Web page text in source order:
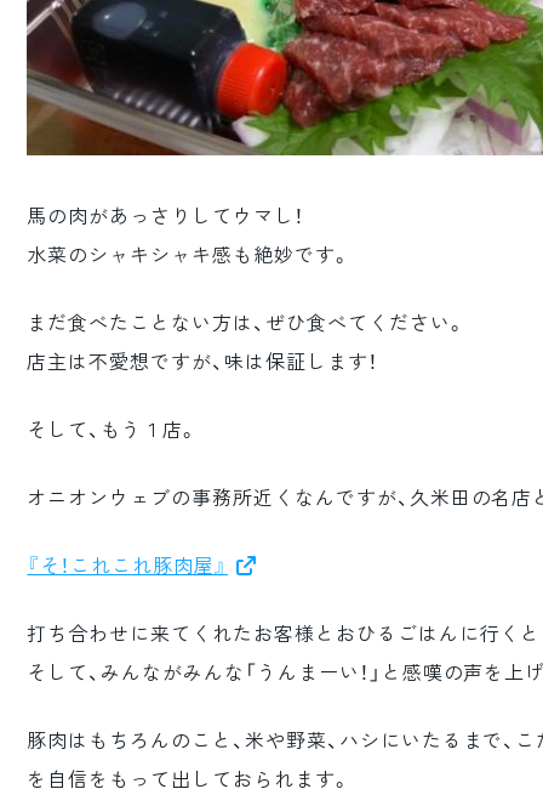
馬の肉があっさりしてウマし！
水菜のシャキシャキ感も絶妙です。
まだ食べたことない方は、ぜひ食べてください。
店主は不愛想ですが、味は保証します！
そして、もう１店。
オニオンウェブの事務所近くなんですが、久米田の名店
『そ！これこれ豚肉屋』
打ち合わせに来てくれたお客様とおひるごはんに行くと
そして、みんながみんな「うんまーい！」と感嘆の声を上
豚肉はもちろんのこと、米や野菜、ハシにいたるまで、
を自信をもって出しておられます。